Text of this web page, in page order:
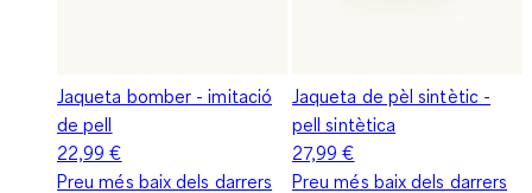
Jaqueta bomber - imitació
de pell
22,99 €
Preu més baix dels darrers
Jaqueta de pèl sintètic -
pell sintètica
27,99 €
Preu més baix dels darrers